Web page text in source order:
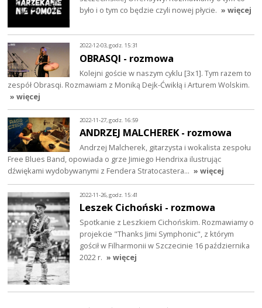
było i o tym co będzie czyli nowej płycie. » więcej
2022-12-03, godz. 15:31
OBRASQI - rozmowa
Kolejni goście w naszym cyklu [3x1]. Tym razem to
zespół Obrasqi. Rozmawiam z Moniką Dejk-Ćwikłą i Arturem Wolskim.
» więcej
2022-11-27, godz. 16:59
ANDRZEJ MALCHEREK - rozmowa
Andrzej Malcherek, gitarzysta i wokalista zespołu
Free Blues Band, opowiada o grze Jimiego Hendrixa ilustrując
dźwiękami wydobywanymi z Fendera Stratocastera… » więcej
2022-11-26, godz. 15:41
Leszek Cichoński - rozmowa
Spotkanie z Leszkiem Cichońskim. Rozmawiamy o
projekcie "Thanks Jimi Symphonic", z którym
gościł w Filharmonii w Szczecinie 16 października
2022 r. » więcej